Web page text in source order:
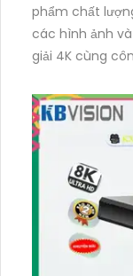
phẩm chất
các hình ảnh
giải 4K cùng
được trang bị
ghi âm, đèn
và khả năng
Ethernet. Sản
trong các hệ
các sự kiện